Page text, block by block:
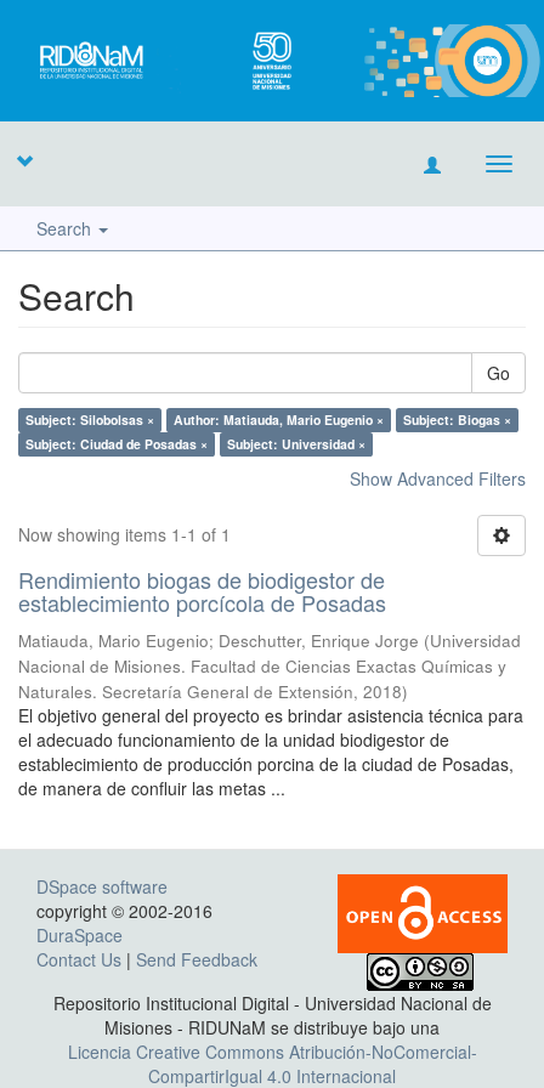
Search
Search
Go
Subject: Silobolsas × Author: Matiauda, Mario Eugenio ×
Subject: Biogas ×
Subject: Ciudad de Posadas ×
Subject: Universidad ×
Show Advanced Filters
Now showing items 1-1 of 1
Rendimiento biogas de biodigestor de
establecimiento porcícola de Posadas
Matiauda, Mario Eugenio; Deschutter, Enrique Jorge (Universidad
Nacional de Misiones. Facultad de Ciencias Exactas Químicas y
Naturales. Secretaría General de Extensión, 2018)
El objetivo general del proyecto es brindar asistencia técnica para
el adecuado funcionamiento de la unidad biodigestor de
establecimiento de producción porcina de la ciudad de Posadas,
de manera de confluir las metas ...
DSpace software
copyright © 2002-2016
DuraSpace
Contact Us | Send Feedback
Repositorio Institucional Digital - Universidad Nacional de
Misiones - RIDUNaM se distribuye bajo una
Licencia Creative Commons Atribución-NoComercial-
CompartirIgual 4.0 Internacional